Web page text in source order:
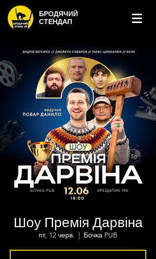
БРОДЯЧИЙ
СТЕНДАП
Шоу Премія Дарвіна
пт, 12 черв.
  |
Бочка PUB